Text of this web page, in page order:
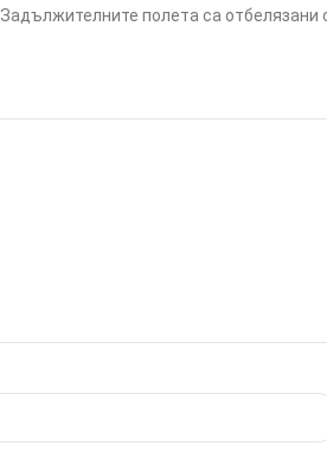
Задължителните полета са отбелязани